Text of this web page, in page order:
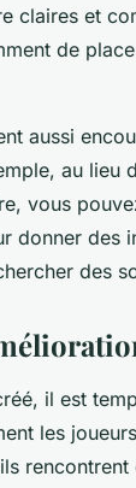
claires et
de
aussi
au lieu
vous
donner des
des
il est
les